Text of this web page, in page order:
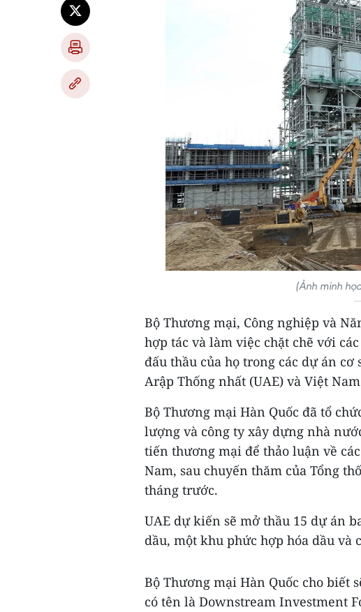
(Ảnh minh
Bộ Thương mại, Công nghiệp và
hợp tác và làm việc chặt chẽ với
đấu thầu của họ trong các dự án
Arập Thống nhất (UAE) và Việt
Bộ Thương mại Hàn Quốc đã tổ
lượng và công ty xây dựng nhà
tiến thương mại để thảo luận về
Nam, sau chuyến thăm của Tổng
tháng trước.
UAE dự kiến sẽ mở thầu 15 dự án
dầu, một khu phức hợp hóa dầu và
Bộ Thương mại Hàn Quốc cho biết
có tên là Downstream Investment